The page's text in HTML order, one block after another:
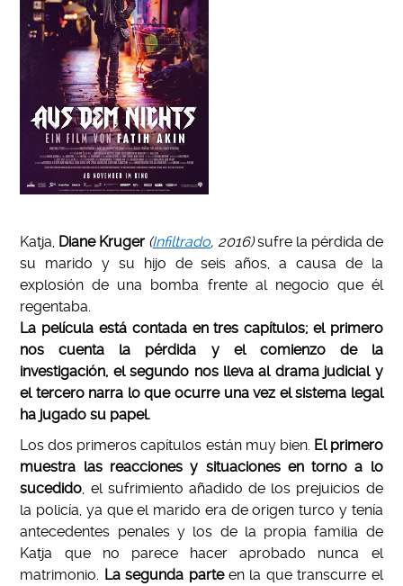
Katja, Diane Kruger (Infiltrado, 2016)sufre la pérdida de
su marido y su hijo de seis años, a causa de la
explosión de una bomba frente al negocio que él
regentaba.
La película está contada en tres capítulos; el primero
nos cuenta la pérdida y el comienzo de la
investigación, el segundo nos lleva al drama judicial y
el tercero narra lo que ocurre una vez el sistema legal
ha jugado su papel.
Los dos primeros capítulos están muy bien. El primero
muestra las reacciones y situaciones en torno a lo
sucedido , el sufrimiento añadido de los prejuicios de
la policía, ya que el marido era de origen turco y tenía
antecedentes penales y los de la propia familia de
Katja que no parece hacer aprobado nunca el
matrimonio. La segunda parteen la que transcurre el